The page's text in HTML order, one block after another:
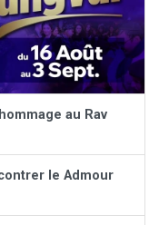
au Rav
le Admour